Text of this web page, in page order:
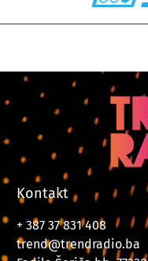
Kontakt
+ 387 37 831 408
trend@trendradio.ba